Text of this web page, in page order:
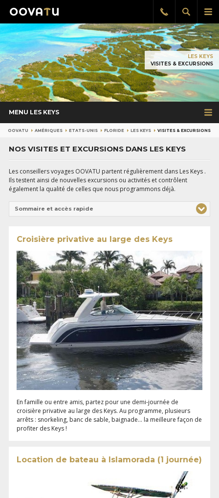
le
Afficher
la
Rappel
gratuit
LES KEYS
VISITES & EXCURSIONS
MENU LES KEYS
OOVATU AMÉRIQUES ETATS-UNIS FLORIDE LES KEYS VISITES & EXCURSIONS
NOS VISITES ET EXCURSIONS DANS LES KEYS
Les conseillers voyages OOVATU partent régulièrement dans Les Keys .
Ils testent ainsi de nouvelles excursions ou activités et contrôlent
également la qualité de celles que nous programmons déjà.
Sommaire et accès rapide
Croisière privative au large des Keys
En famille ou entre amis, partez pour une demi-journée de
croisière privative au large des Keys. Au programme, plusieurs
arrêts : snorkeling, banc de sable, baignade... la meilleure façon de
profiter des Keys !
Location de bateau à Islamorada (1 journée)